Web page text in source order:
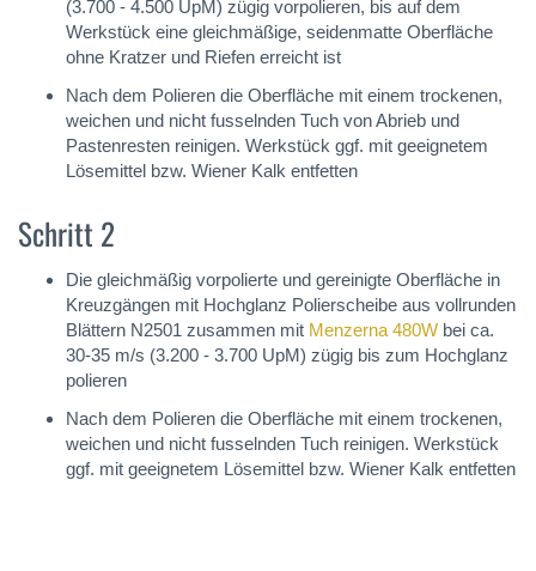
(3.700 - 4.500 UpM) zügig vorpolieren, bis auf dem
Werkstück eine gleichmäßige, seidenmatte Oberfläche
ohne Kratzer und Riefen erreicht ist
Nach dem Polieren die Oberfläche mit einem trockenen,
weichen und nicht fusselnden Tuch von Abrieb und
Pastenresten reinigen. Werkstück ggf. mit geeignetem
Lösemittel bzw. Wiener Kalk entfetten
Schritt 2
Die gleichmäßig vorpolierte und gereinigte Oberfläche in
Kreuzgängen mit Hochglanz Polierscheibe aus vollrunden
Blättern N2501 zusammen mit Menzerna 480W bei ca.
30-35 m/s (3.200 - 3.700 UpM) zügig bis zum Hochglanz
polieren
Nach dem Polieren die Oberfläche mit einem trockenen,
weichen und nicht fusselnden Tuch reinigen. Werkstück
ggf. mit geeignetem Lösemittel bzw. Wiener Kalk entfetten